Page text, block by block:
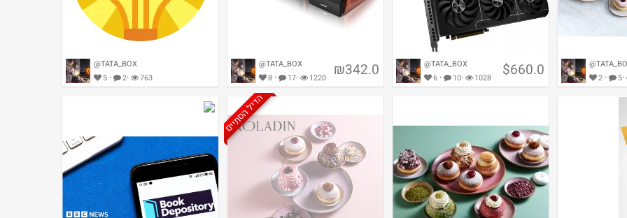
2 · 5·
ASUS RTX 5070 12GB
$660.0
@TATA_BOX
6 · 10· 1028
Edifier R1700BTS
₪342.0
@TATA_BOX
8 · 17· 1220
10 ש''ח בוולט
@TATA_BOX
5 · 2· 763
הדיל הסתיים